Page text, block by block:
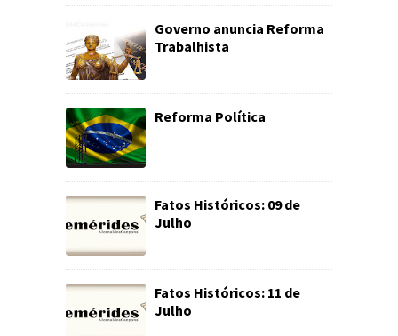
Governo anuncia Reforma
Trabalhista
Reforma Política
Fatos Históricos: 09 de
Julho
Fatos Históricos: 11 de
Julho